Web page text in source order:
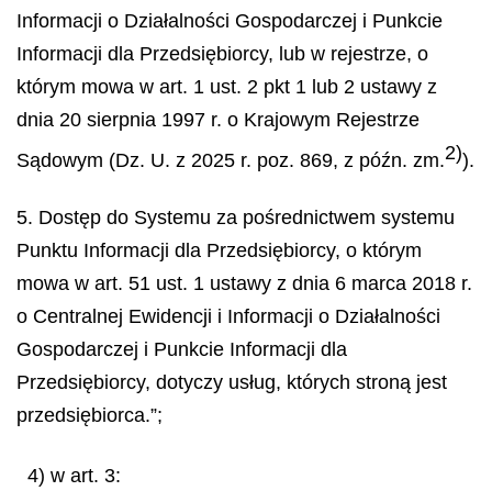
Informacji o Działalności Gospodarczej i Punkcie
Informacji dla Przedsiębiorcy, lub w rejestrze, o
którym mowa w art. 1 ust. 2 pkt 1 lub 2 ustawy z
dnia 20 sierpnia 1997 r. o Krajowym Rejestrze
Sądowym (Dz. U. z 2025 r. poz. 869, z późn. zm.2)).
5. Dostęp do Systemu za pośrednictwem systemu
Punktu Informacji dla Przedsiębiorcy, o którym
mowa w art. 51 ust. 1 ustawy z dnia 6 marca 2018 r.
o Centralnej Ewidencji i Informacji o Działalności
Gospodarczej i Punkcie Informacji dla
Przedsiębiorcy, dotyczy usług, których stroną jest
przedsiębiorca.”;
4) w art. 3: